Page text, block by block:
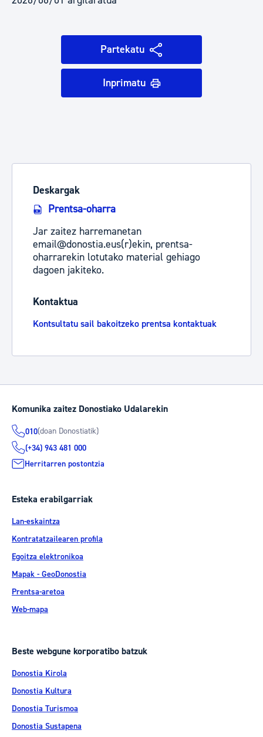
Partekatu
Inprimatu
Deskargak
Prentsa-oharra
Jar zaitez harremanetan
email@donostia.eus(r)ekin, prentsa-
oharrarekin lotutako material gehiago
dagoen jakiteko.
Kontaktua
Kontsultatu sail bakoitzeko prentsa kontaktuak
Komunika zaitez Donostiako Udalarekin
010(doan Donostiatik)
(+34) 943 481 000
Herritarren postontzia
Esteka erabilgarriak
Lan-eskaintza
Kontratatzailearen profila
Egoitza elektronikoa
Mapak - GeoDonostia
Prentsa-aretoa
Web-mapa
Beste webgune korporatibo batzuk
Donostia Kirola
Donostia Kultura
Donostia Turismoa
Donostia Sustapena